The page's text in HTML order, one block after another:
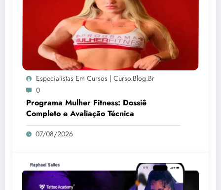
Especialistas Em Cursos | Curso.blog.br
0
Programa Mulher Fitness: Dossiê
Completo e Avaliação Técnica
07/08/2026